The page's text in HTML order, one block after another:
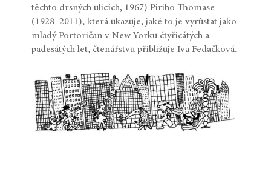
těchto drsných ulicích, 1967) Piriho Thomase
(1928–2011), která ukazuje, jaké to je vyrůstat jako
mladý Portoričan v New Yorku čtyřicátých a
padesátých let, čtenářstvu přibližuje Iva Fedačková.